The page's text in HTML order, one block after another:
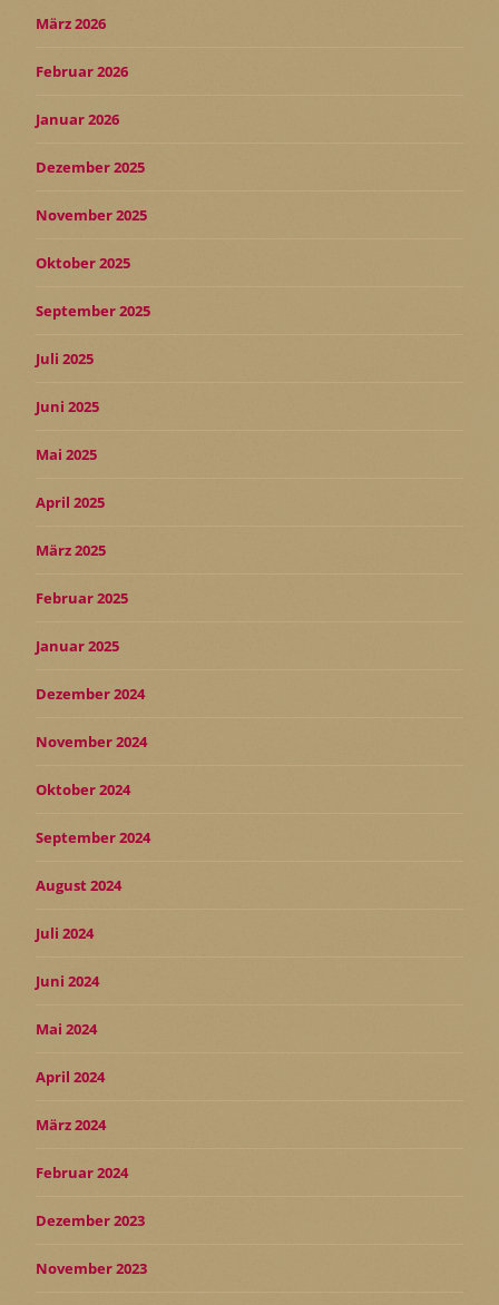
März 2026
Februar 2026
Januar 2026
Dezember 2025
November 2025
Oktober 2025
September 2025
Juli 2025
Juni 2025
Mai 2025
April 2025
März 2025
Februar 2025
Januar 2025
Dezember 2024
November 2024
Oktober 2024
September 2024
August 2024
Juli 2024
Juni 2024
Mai 2024
April 2024
März 2024
Februar 2024
Dezember 2023
November 2023